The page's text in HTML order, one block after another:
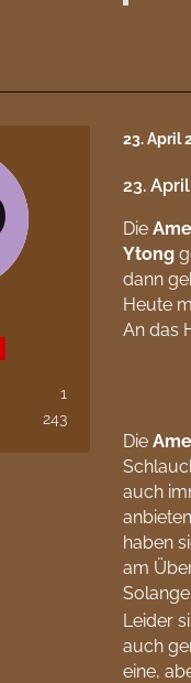
1
243
23. April
23.
Die
Ytong
dann
Heute
An das
Die
auch
haben
am
Leider
auch
eine,